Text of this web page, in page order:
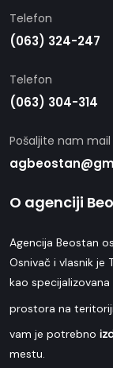
Telefon
(063) 324-247
Telefon
(063) 304-314
Pošaljite nam mail
O agenciji
Agencija Beostan
Osnivač i vlasnik je
kao
prostora na
vam je potrebno
mestu.